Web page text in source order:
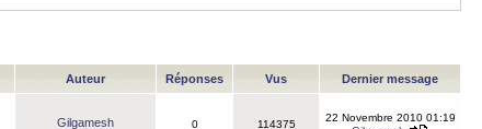
Auteur Réponses Vus Dernier message
Gilgamesh 0 114375
22 Novembre 2010 01:19